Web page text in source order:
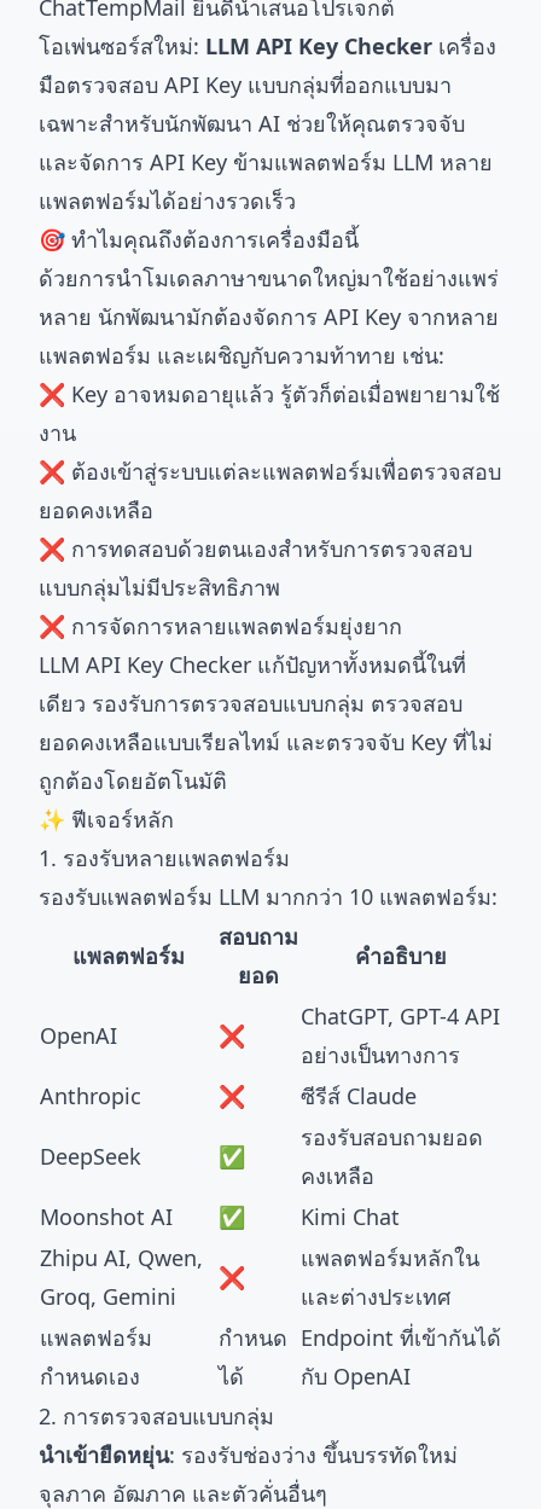
ChatTempMail ยินดีนำเสนอโปรเจกต์
โอเพ่นซอร์สใหม่: LLM API Key Checker เครื่อง
มือตรวจสอบ API Key แบบกลุ่มที่ออกแบบมา
เฉพาะสำหรับนักพัฒนา AI ช่วยให้คุณตรวจจับ
และจัดการ API Key ข้ามแพลตฟอร์ม LLM หลาย
แพลตฟอร์มได้อย่างรวดเร็ว
🎯 ทำไมคุณถึงต้องการเครื่องมือนี้
ด้วยการนำโมเดลภาษาขนาดใหญ่มาใช้อย่างแพร่
หลาย นักพัฒนามักต้องจัดการ API Key จากหลาย
แพลตฟอร์ม และเผชิญกับความท้าทาย เช่น:
❌ Key อาจหมดอายุแล้ว รู้ตัวก็ต่อเมื่อพยายามใช้
งาน
❌ ต้องเข้าสู่ระบบแต่ละแพลตฟอร์มเพื่อตรวจสอบ
ยอดคงเหลือ
❌ การทดสอบด้วยตนเองสำหรับการตรวจสอบ
แบบกลุ่มไม่มีประสิทธิภาพ
❌ การจัดการหลายแพลตฟอร์มยุ่งยาก
LLM API Key Checker แก้ปัญหาทั้งหมดนี้ในที่
เดียว รองรับการตรวจสอบแบบกลุ่ม ตรวจสอบ
ยอดคงเหลือแบบเรียลไทม์ และตรวจจับ Key ที่ไม่
ถูกต้องโดยอัตโนมัติ
✨ ฟีเจอร์หลัก
1. รองรับหลายแพลตฟอร์ม
รองรับแพลตฟอร์ม LLM มากกว่า 10 แพลตฟอร์ม:
แพลตฟอร์ม
สอบถาม
ยอด
คำอธิบาย
OpenAI ❌
ChatGPT, GPT-4 API
อย่างเป็นทางการ
Anthropic
❌ ซีรีส์ Claude
DeepSeek ✅
รองรับสอบถามยอด
คงเหลือ
Moonshot AI
✅
Kimi Chat
Zhipu AI, Qwen,
Groq, Gemini
❌
แพลตฟอร์มหลักใน
และต่างประเทศ
แพลตฟอร์ม
กำหนดเอง
กำหนด
ได้
Endpoint ที่เข้ากันได้
กับ OpenAI
2. การตรวจสอบแบบกลุ่ม
นำเข้ายืดหยุ่น: รองรับช่องว่าง ขึ้นบรรทัดใหม่
จุลภาค อัฒภาค และตัวคั่นอื่นๆ